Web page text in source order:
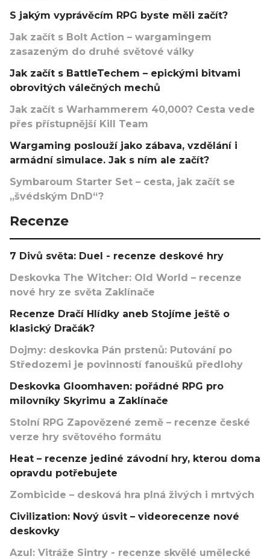
S jakým vyprávěcím RPG byste měli začít?
Jak začít s Bolt Action – wargamingem
zasazeným do druhé světové války
Jak začít s BattleTechem – epickými bitvami
obrovitých válečných mechů
Jak začít s Warhammerem 40,000? Cesta vede
přes přístupnější Kill Team
Wargaming poslouží jako zábava, vzdělání i
armádní simulace. Jak s ním ale začít?
Symbaroum Starter Set – cesta, jak začít se
„švédským DnD“?
Recenze
7 Divů světa: Duel - recenze deskové hry
Deskovka The Witcher: Old World – recenze
nové hry ze světa Zaklínače
Recenze Dračí Hlídky aneb Stojíme ještě o
klasický Dračák?
Dojmy: deskovka Pán prstenů: Putování po
Středozemi je povinností fanoušků předlohy
Deskovka Gloomhaven: pořádné RPG pro
milovníky Skyrimu a Zaklínače
Stolní RPG Zapovězené země – recenze české
verze hry světového formátu
Heat – recenze jediné závodní hry, kterou doma
opravdu potřebujete
Zombicide – desková hra plná živých i mrtvých
Civilization: Nový úsvit – videorecenze nové
deskovky
Azul: Vitráže Sintry - recenze skvělé umělecké